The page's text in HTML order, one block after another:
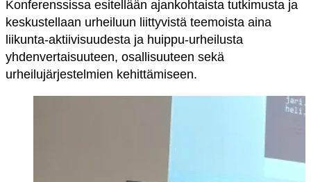
Konferenssissa esitellään ajankohtaista tutkimusta ja
keskustellaan urheiluun liittyvistä teemoista aina
liikunta-aktiivisuudesta ja huippu-urheilusta
yhdenvertaisuuteen, osallisuuteen sekä
urheilujärjestelmien kehittämiseen.